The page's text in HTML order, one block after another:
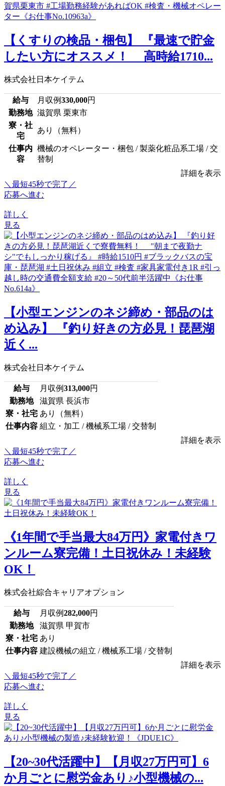
【くすりの検品・梱包】 『最速で貯金
したい方にオススメ！ 高時給1710...
株式会社日本ケイテム
給与 月収例330,000円
勤務地 滋賀県 栗東市
寮・社
宅
あり（無料）
仕事内
容
機械のオペレーター・梱包 / 製薬化粧品系工場 / 交
替制
詳細を表示
＼最短45秒で完了／
応募へ進む
詳しく
見る
【小型エンジンのネジ締め・部品のは
め込み】 『釣り好きの方必見！琵琶湖
近く...
株式会社日本ケイテム
給与 月収例313,000円
勤務地
滋賀県 長浜市
寮・社宅 あり（無料）
仕事内容 組立・加工 / 機械系工場 / 交替制
詳細を表示
＼最短45秒で完了／
応募へ進む
詳しく
見る
《1年間で手当最大84万円》家電付きワ
ンルーム寮完備！土日祝休み！未経験
OK！
株式会社綜合キャリアオプション
給与 月収例282,000円
勤務地
滋賀県 甲賀市
寮・社宅 あり
仕事内容 建設機械の組立 / 機械系工場 / 交替制
詳細を表示
＼最短45秒で完了／
応募へ進む
詳しく
見る
【20~30代活躍中】【月収27万円可】6
か月ごとに慰労金あり♪小型機械の...